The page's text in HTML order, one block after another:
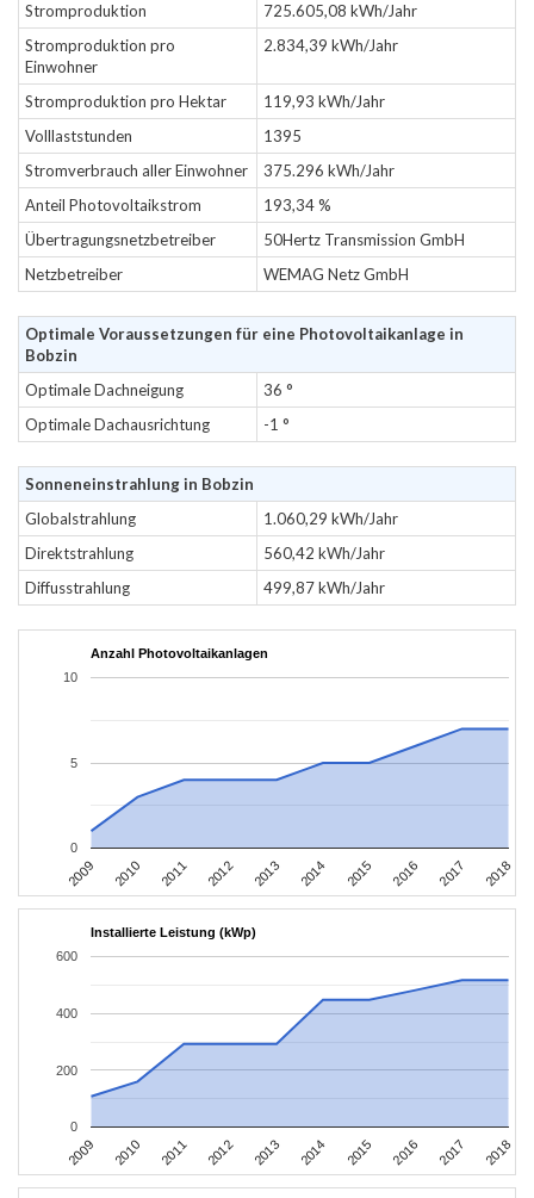
Stromproduktion
725.605,08 kWh/Jahr
Stromproduktion pro
Einwohner
2.834,39 kWh/Jahr
Stromproduktion pro Hektar
119,93 kWh/Jahr
Volllaststunden
1395
Stromverbrauch aller Einwohner
375.296 kWh/Jahr
Anteil Photovoltaikstrom
193,34 %
Übertragungsnetzbetreiber
50Hertz Transmission GmbH
Netzbetreiber
WEMAG Netz GmbH
Optimale Voraussetzungen für eine Photovoltaikanlage in
Bobzin
Optimale Dachneigung
36 °
Optimale Dachausrichtung
-1 °
Sonneneinstrahlung in Bobzin
Globalstrahlung
1.060,29 kWh/Jahr
Direktstrahlung
560,42 kWh/Jahr
Diffusstrahlung
499,87 kWh/Jahr
Anzahl Photovoltaikanlagen
2009 2010 2011 2012 2013 2014 2015 2016 2017 2018
0
5
10
Installierte Leistung (kWp)
2009 2010 2011 2012 2013 2014 2015 2016 2017 2018
0
200
400
600